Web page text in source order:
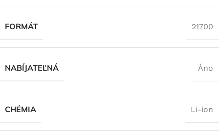
FORMÁT 21700
NABÍJATEĽNÁ Áno
CHÉMIA Li-ion